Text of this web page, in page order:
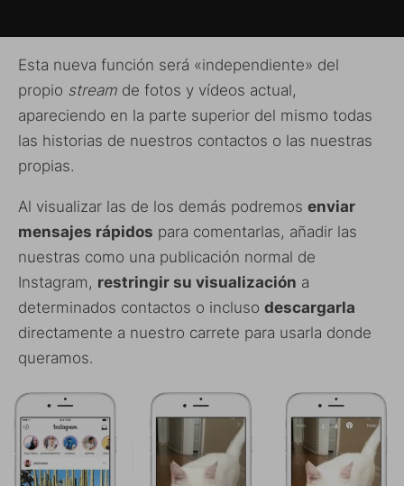
Esta nueva función será «independiente» del
propio stream de fotos y vídeos actual,
apareciendo en la parte superior del mismo todas
las historias de nuestros contactos o las nuestras
propias.
Al visualizar las de los demás podremos enviar
mensajes rápidos para comentarlas, añadir las
nuestras como una publicación normal de
Instagram, restringir su visualización a
determinados contactos o incluso descargarla
directamente a nuestro carrete para usarla donde
queramos.